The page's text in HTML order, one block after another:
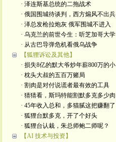
· 泽连斯基总统的二拖战术
· 俄国围城待谈判，西方煽风不出兵
· 泽总发枪拉炮灰 俄军围城不进入
· 乌克兰的前世今生：听芝加哥大学
· 从古巴导弹危机看俄乌战争
【狐狸诉讼及其他】
· 损失8亿的默大爷炒年薪800万的小
· 枕头大叔的五百万赌局
· 割肉是对付说谎者最有效的工具
· 猜猜看，斯玛特能割默多克多少肉
· 45年收入总和，多猫腻这把赚翻了
· 狐狸台默多克，开了个好头
· 狐狸台认栽，朱总师鲍二师呢？
【AI 技术与投资】